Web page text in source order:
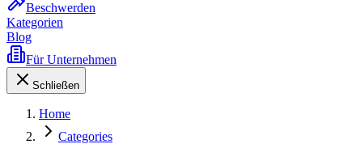
Beschwerden
Kategorien
Blog
Für Unternehmen
Schließen
Home
Categories